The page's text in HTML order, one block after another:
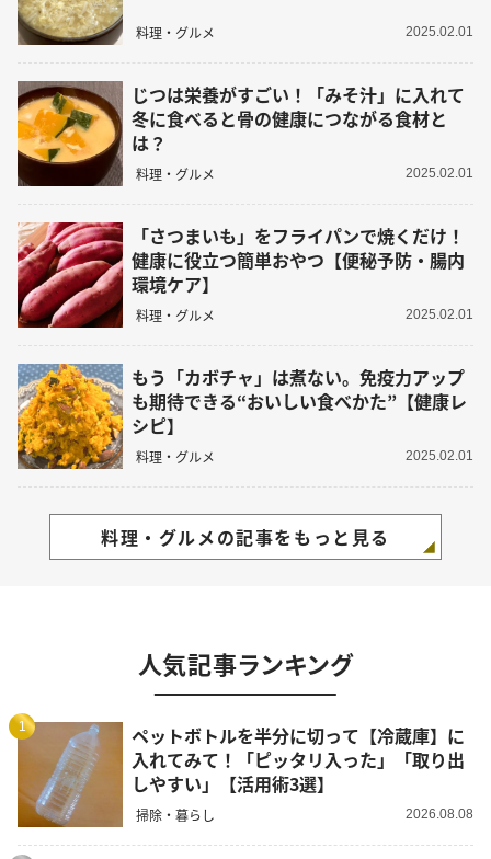
料理・グルメ 2025.02.01
じつは栄養がすごい！「みそ汁」に入れて
冬に食べると骨の健康につながる食材と
は？
料理・グルメ 2025.02.01
「さつまいも」をフライパンで焼くだけ！
健康に役立つ簡単おやつ【便秘予防・腸内
環境ケア】
料理・グルメ 2025.02.01
もう「カボチャ」は煮ない。免疫力アップ
も期待できる“おいしい食べかた”【健康レ
シピ】
料理・グルメ 2025.02.01
料理・グルメの記事をもっと見る
人気記事ランキング
1
ペットボトルを半分に切って【冷蔵庫】に
入れてみて！「ピッタリ入った」「取り出
しやすい」【活用術3選】
掃除・暮らし 2026.08.08